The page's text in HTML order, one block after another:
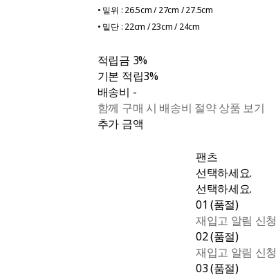
• 밑위 : 26.5cm / 27cm / 27.5cm
• 밑단 : 22cm / 23cm / 24cm
적립금 3%
기본 적립3%
배송비 -
함께 구매 시 배송비 절약 상품 보기
추가 금액
팬츠
선택하세요.
선택하세요.
01 (품절)
재입고 알림 신청
02 (품절)
재입고 알림 신청
03 (품절)